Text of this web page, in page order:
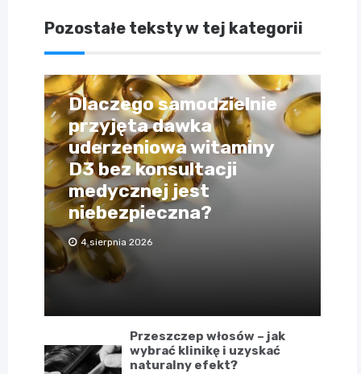
Pozostałe teksty w tej kategorii
Dlaczego samodzielnie
przyjęta dawka
uderzeniowa witaminy
D3 bez konsultacji
medycznej jest
niebezpieczna?
4 sierpnia 2026
Przeszczep włosów – jak
wybrać klinikę i uzyskać
naturalny efekt?